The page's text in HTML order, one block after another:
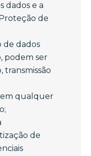
dados e a
de
de dados
podem ser
transmissão
qualquer
de